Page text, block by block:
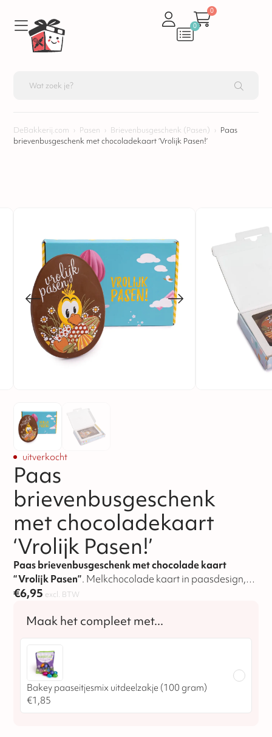
0
0
DeBakkerij.com › Pasen › Brievenbusgeschenk (Pasen) › Paas
brievenbusgeschenk met chocoladekaart ‘Vrolijk Pasen!’
uitverkocht
Paas
brievenbusgeschenk
met chocoladekaart
‘Vrolijk Pasen!’
Paas brievenbusgeschenk met chocolade kaart
“Vrolijk Pasen”. Melkchocolade kaart in paasdesign,
verpakt in een feestelijk brievenbusdoosje en te
€6,95 excl. BTW
Bakey paaseitjesmix uitdeelzakje (100 gram)
€1,85